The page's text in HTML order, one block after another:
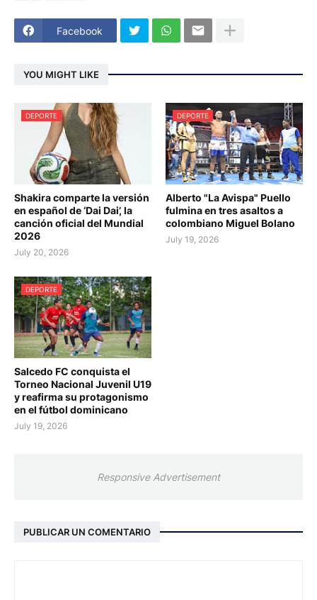
Facebook
YOU MIGHT LIKE
DEPORTE
Shakira comparte la versión
en español de ‘Dai Dai’, la
canción oficial del Mundial
2026
July 20, 2026
DEPORTE
Alberto "La Avispa" Puello
fulmina en tres asaltos a
colombiano Miguel Bolano
July 19, 2026
DEPORTE
Salcedo FC conquista el
Torneo Nacional Juvenil U19
y reafirma su protagonismo
en el fútbol dominicano
July 19, 2026
Responsive Advertisement
PUBLICAR UN COMENTARIO